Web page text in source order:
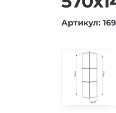
svetlo-
korichnevyy-
589h146h146-
Артикул: